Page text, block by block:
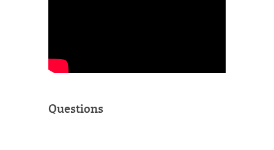
Questions